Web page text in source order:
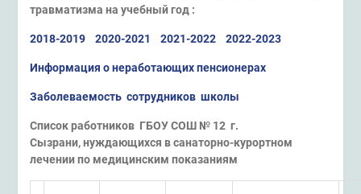
травматизма на учебный год :
2018-2019 2020-2021 2021-2022 2022-2023
Информация о неработающих пенсионерах
Заболеваемость сотрудников школы
Список работников ГБОУ СОШ № 12 г.
Сызрани, нуждающихся в санаторно-курортном
лечении по медицинским показаниям